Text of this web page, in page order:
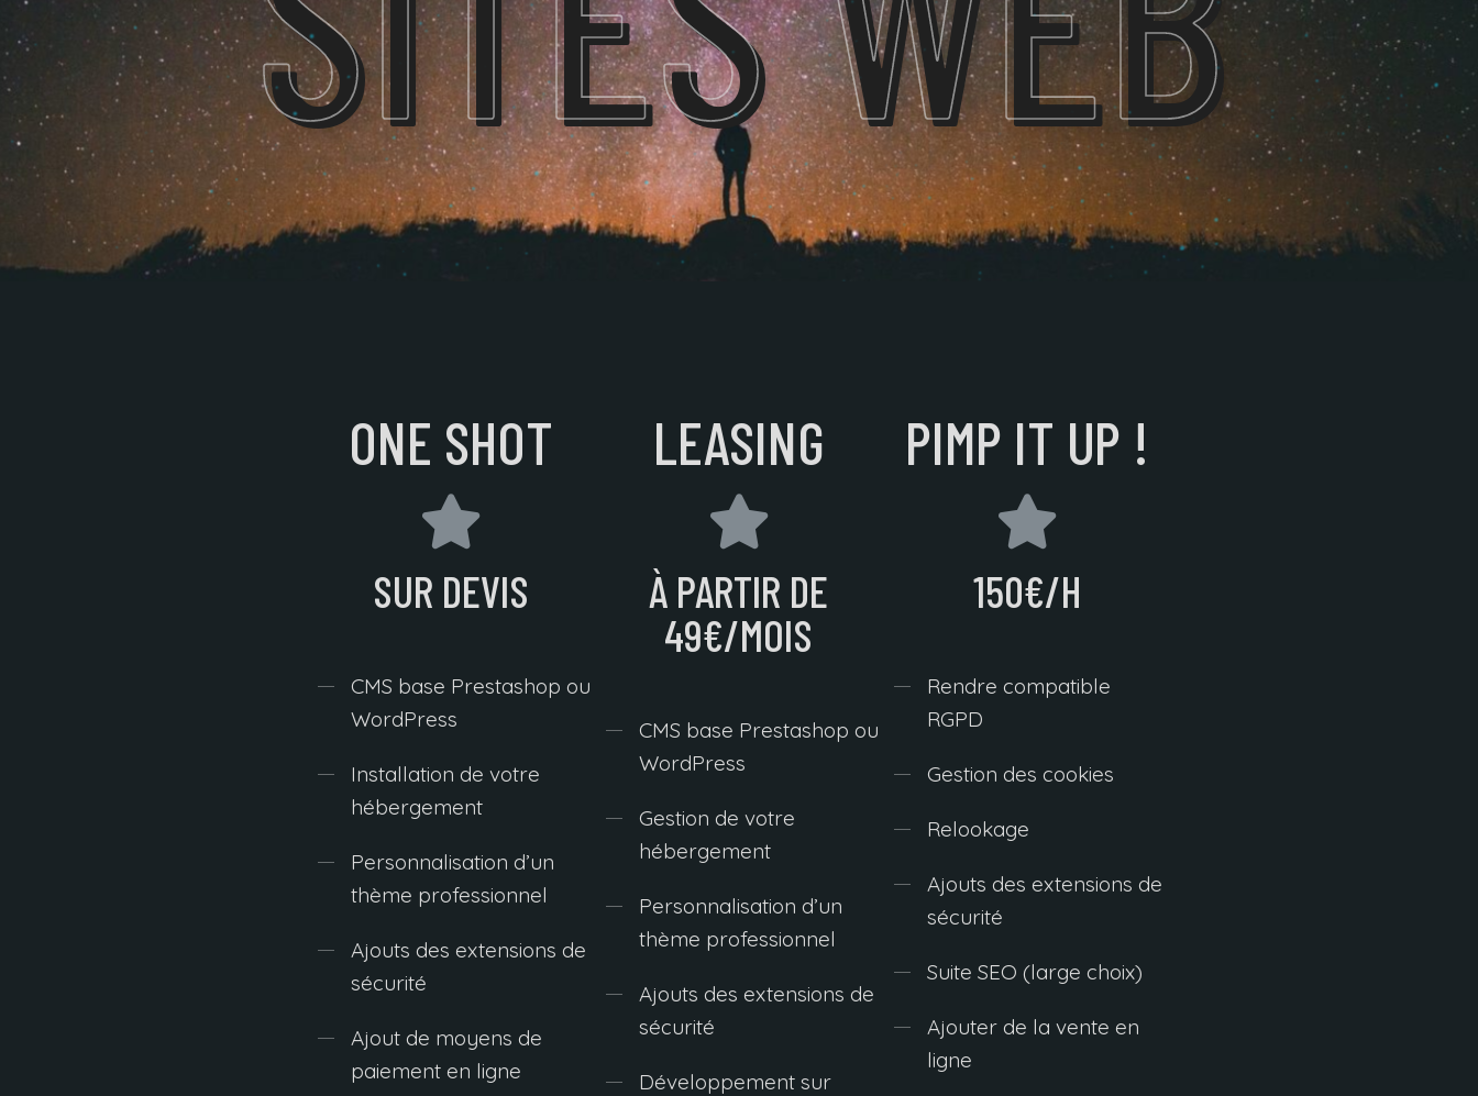
ONE SHOT
SUR DEVIS
CMS base Prestashop ou
WordPress
Installation de votre
hébergement
Personnalisation d’un
thème professionnel
Ajouts des extensions de
sécurité
Ajout de moyens de
paiement en ligne
LEASING
À PARTIR DE
49€/MOIS
CMS base Prestashop ou
WordPress
Gestion de votre
hébergement
Personnalisation d’un
thème professionnel
Ajouts des extensions de
sécurité
Développement sur
PIMP IT UP !
150€/H
Rendre compatible
RGPD
Gestion des cookies
Relookage
Ajouts des extensions de
sécurité
Suite SEO (large choix)
Ajouter de la vente en
ligne